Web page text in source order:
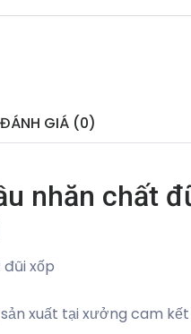
ĐÁNH GIÁ (0)
nhăn chất
đũi xốp
xuất tại xưởng cam